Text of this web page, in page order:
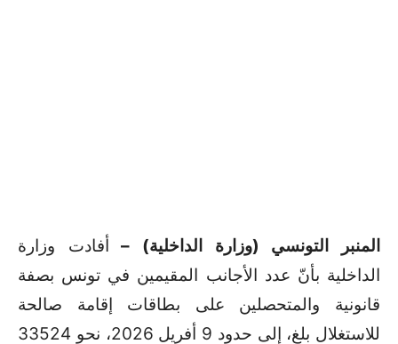
المنبر التونسي (وزارة الداخلية) – أفادت وزارة
الداخلية بأنّ عدد الأجانب المقيمين في تونس بصفة
قانونية والمتحصلين على بطاقات إقامة صالحة
للاستغلال بلغ، إلى حدود 9 أفريل 2026، نحو 33524